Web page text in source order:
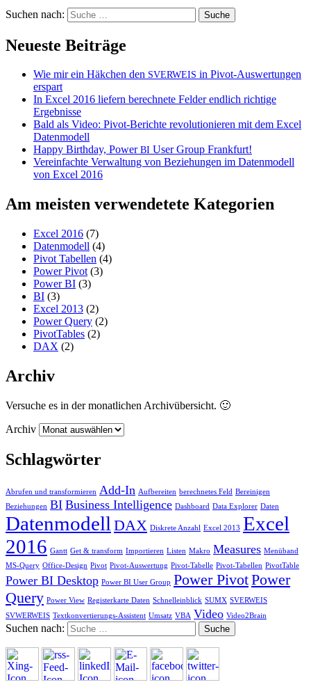
Suchen nach:
Neueste Beiträge
Wie mir ein Häkchen den SVERWEIS in Pivot-Auswertungen
erspart
In Excel 2016 liefern berechnete Felder endlich richtige
Ergebnisse
Bald als Video: Pivot-Berichte revolutionieren mit dem Excel
Datenmodell
Happy Birthday, PowerBI User Group Frankfurt!
Vereinfachte Verwaltung von Beziehungen im Datenmodell
von Excel 2016
Am meisten verwendetete Kategorien
Excel 2016 (7)
Datenmodell (4)
Pivot Tabellen (4)
Power Pivot (3)
Power BI (3)
BI (3)
Excel 2013 (2)
Power Query (2)
PivotTables (2)
DAX (2)
Archiv
Versuche es in der monatlichen Archivübersicht. 🙂
Archiv
Schlagwörter
Abrufen und transformieren Add-In Aufbereiten berechnetes Feld Bereinigen
Beziehungen BI Business Intelligence Dashboard Data Explorer Daten
Datenmodell DAX Diskrete Anzahl Excel 2013 Excel
2016 Gantt Get & transform Importieren Listen Makro Measures Menüband
MS-Query Office-Design Pivot Pivot-Auswertung Pivot-Tabelle Pivot-Tabellen PivotTable
Power BI Desktop Power BI User Group Power PivotPower
Query Power View Registerkarte Daten Schnelleinblick SUMX SVERWEIS
SVWERWEIS Textkonvertierungs-Assistent Umsatz VBA Video Video2Brain
Suchen nach: